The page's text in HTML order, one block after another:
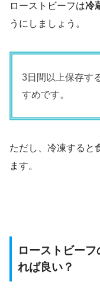
ローストビーフは冷
うにしましょう。
3日間以上保存す
すめです。
ただし、冷凍すると
ます。
ローストビー
れば良い？